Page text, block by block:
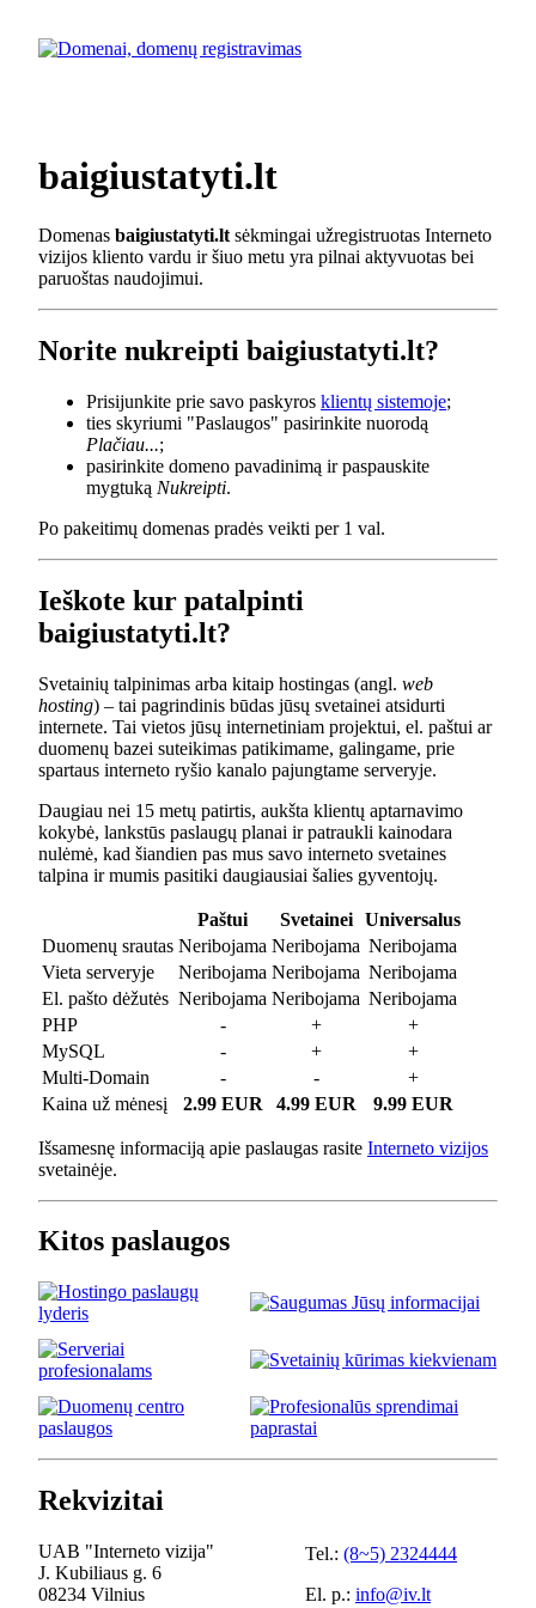
baigiustatyti.lt
Domenas baigiustatyti.lt sėkmingai užregistruotas Interneto
vizijos kliento vardu ir šiuo metu yra pilnai aktyvuotas bei
paruoštas naudojimui.
Norite nukreipti baigiustatyti.lt?
Prisijunkite prie savo paskyros klientų sistemoje;
ties skyriumi "Paslaugos" pasirinkite nuorodą
Plačiau...;
pasirinkite domeno pavadinimą ir paspauskite
mygtuką Nukreipti.
Po pakeitimų domenas pradės veikti per 1 val.
Ieškote kur patalpinti
baigiustatyti.lt?
Svetainių talpinimas arba kitaip hostingas (angl. web
hosting) – tai pagrindinis būdas jūsų svetainei atsidurti
internete. Tai vietos jūsų internetiniam projektui, el. paštui ar
duomenų bazei suteikimas patikimame, galingame, prie
spartaus interneto ryšio kanalo pajungtame serveryje.
Daugiau nei 15 metų patirtis, aukšta klientų aptarnavimo
kokybė, lankstūs paslaugų planai ir patraukli kainodara
nulėmė, kad šiandien pas mus savo interneto svetaines
talpina ir mumis pasitiki daugiausiai šalies gyventojų.
Paštui Svetainei
Universalus
Duomenų srautas Neribojama Neribojama Neribojama
Vieta serveryje
Neribojama Neribojama Neribojama
El. pašto dėžutės Neribojama Neribojama Neribojama
PHP
- +
+
MySQL
- +
+
Multi-Domain
- -
+
Kaina už mėnesį
2.99 EUR 4.99 EUR 9.99 EUR
Išsamesnę informaciją apie paslaugas rasite Interneto vizijos
svetainėje.
Kitos paslaugos
Rekvizitai
UAB "Interneto vizija"
J. Kubiliaus g. 6
08234 Vilnius
Tel.: (8~5) 2324444
El. p.: info@iv.lt